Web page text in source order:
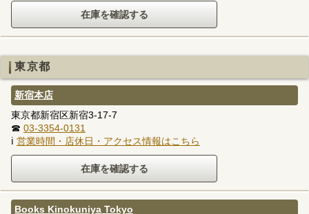
東京都
新宿本店
東京都新宿区新宿3-17-7
☎ 03-3354-0131
ℹ 営業時間・店休日・アクセス情報はこちら
Books Kinokuniya Tokyo